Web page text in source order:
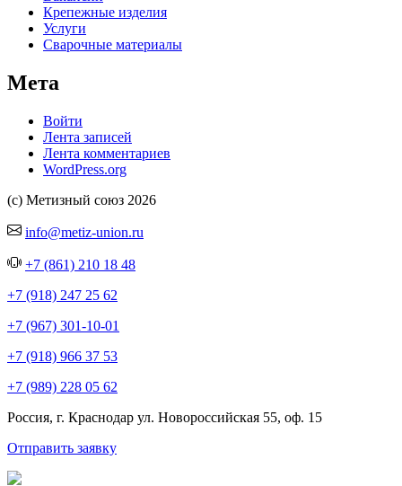
Крепежные изделия
Услуги
Сварочные материалы
Мета
Войти
Лента записей
Лента комментариев
WordPress.org
(с) Метизный союз 2026
info@metiz-union.ru
+7 (861) 210 18 48
+7 (918) 247 25 62
+7 (967) 301-10-01
+7 (918) 966 37 53
+7 (989) 228 05 62
Россия, г. Краснодар ул. Новороссийская 55, оф. 15
Отправить заявку